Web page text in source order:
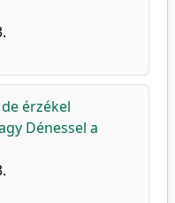
érzékel
Dénessel a